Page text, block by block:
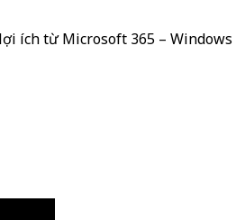
từ Microsoft 365 – Windows